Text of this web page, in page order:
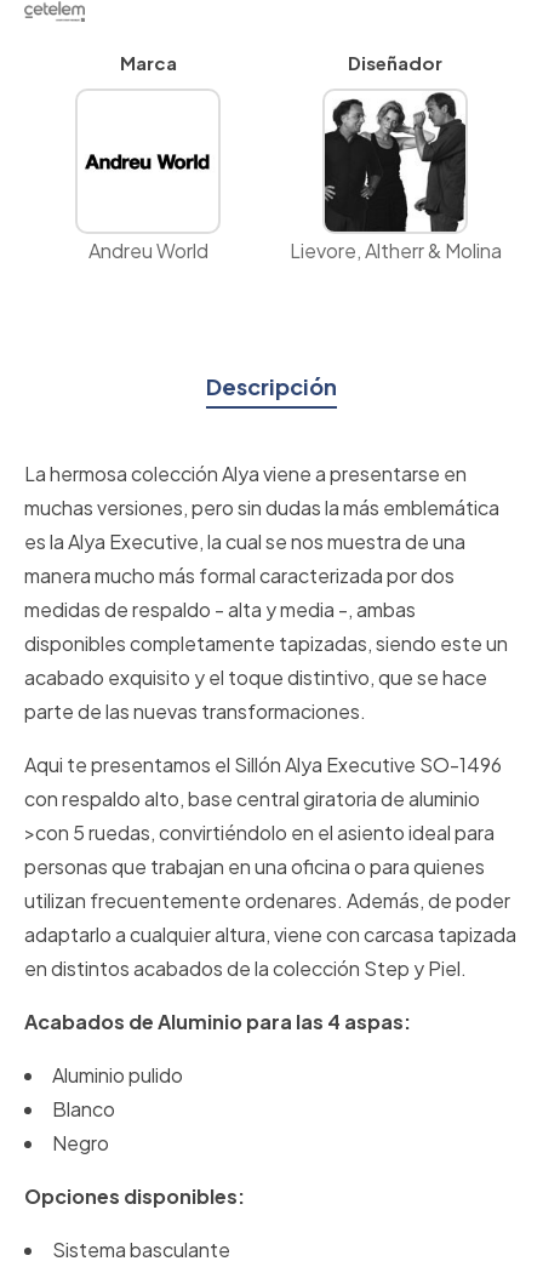
Marca
Andreu World
Diseñador
Lievore, Altherr & Molina
Descripción
La hermosa colección Alya viene a presentarse en
muchas versiones, pero sin dudas la más emblemática
es la Alya Executive, la cual se nos muestra de una
manera mucho más formal caracterizada por dos
medidas de respaldo - alta y media -, ambas
disponibles completamente tapizadas, siendo este un
acabado exquisito y el toque distintivo, que se hace
parte de las nuevas transformaciones.
Aqui te presentamos el Sillón Alya Executive SO-1496
con respaldo alto, base central giratoria de aluminio
>con 5 ruedas, convirtiéndolo en el asiento ideal para
personas que trabajan en una oficina o para quienes
utilizan frecuentemente ordenares. Además, de poder
adaptarlo a cualquier altura, viene con carcasa tapizada
en distintos acabados de la colección Step y Piel.
Acabados de Aluminio para las 4 aspas:
Aluminio pulido
Blanco
Negro
Opciones disponibles:
Sistema basculante